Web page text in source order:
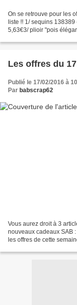
On se retrouve pour les
liste !! 1/ sequins
5,63€3/ plioir "pois
Les offres du
Publié le 17/02/2016 à
Par babscrap62
Vous aurez droit à 3
nouveaux cadeaux SAB
les offres de cette